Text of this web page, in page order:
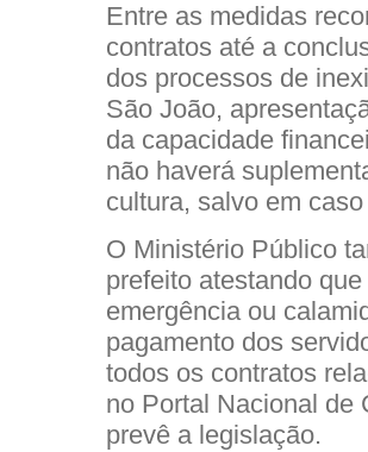
Entre as medidas
contratos até a
dos processos de
São João,
da capacidade
não haverá
cultura, salvo em
O Ministério Público
prefeito atestando
emergência ou
pagamento dos
todos os contratos
no Portal Nacional de
prevê a legislação.